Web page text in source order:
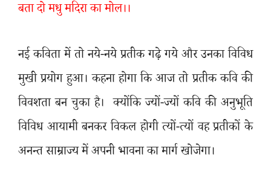
बता दो मधु मदिरा का मोल।।
नई कविता में तो नये-नये प्रतीक गढ़े गये और उनका विविध
मुखी प्रयोग हुआ। कहना होगा कि आज तो प्रतीक कवि की
विवशता बन चुका है। क्योंकि ज्यों-ज्यों कवि की अनुभूति
विविध आयामी बनकर विकल होगी त्यों-त्यों वह प्रतीकों के
अनन्त साम्राज्य में अपनी भावना का मार्ग खोजेगा।